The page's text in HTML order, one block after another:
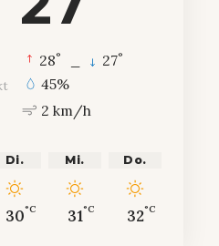
28° 27°
45%
2 km/h
Di.
30°C
Mi.
31°C
Do.
32°C